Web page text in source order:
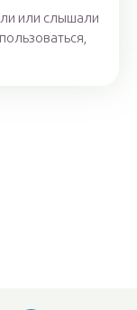
или слышали